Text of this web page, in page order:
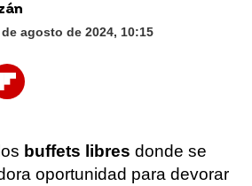
de agosto de 2024, 10:15
Flipboard
buffets libres donde se
oportunidad para devorar